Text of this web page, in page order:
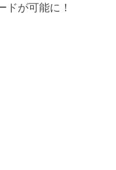
が可能に！